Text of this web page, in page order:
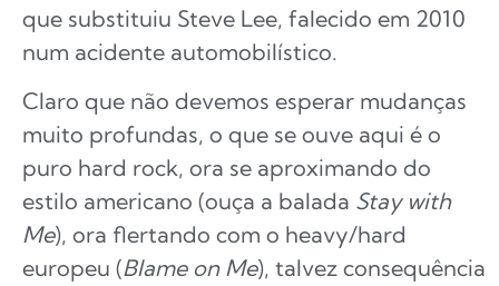
que substituiu Steve Lee, falecido em 2010
num acidente automobilístico.
Claro que não devemos esperar mudanças
muito profundas, o que se ouve aqui é o
puro hard rock, ora se aproximando do
estilo americano (ouça a balada Stay with
Me), ora flertando com o heavy/hard
europeu (Blame on Me), talvez consequência